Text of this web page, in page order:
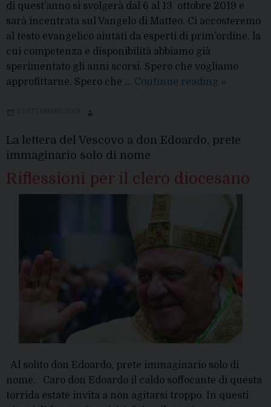
di quest’anno si svolgerà dal 6 al 13 ottobre 2019 e
sarà incentrata sul Vangelo di Matteo. Ci accosteremo
al testo evangelico aiutati da esperti di prim’ordine, la
cui competenza e disponibilità abbiamo già
sperimentato gli anni scorsi. Spero che vogliamo
approfittarne. Spero che … Continue reading La
del
»
La lettera del Vescovo a don Edoardo, prete
immaginario solo di nome
Riflessioni per il clero diocesano
Al solito don Edoardo, prete immaginario solo di
nome. Caro don Edoardo il caldo soffocante di questa
torrida estate invita a non agitarsi troppo. In questi